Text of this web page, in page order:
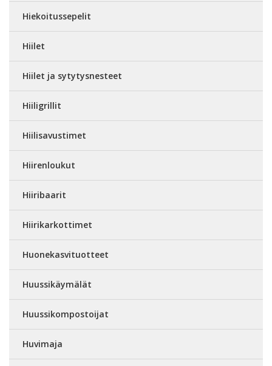
Hiekoitussepelit
Hiilet
Hiilet ja sytytysnesteet
Hiiligrillit
Hiilisavustimet
Hiirenloukut
Hiiribaarit
Hiirikarkottimet
Huonekasvituotteet
Huussikäymälät
Huussikompostoijat
Huvimaja